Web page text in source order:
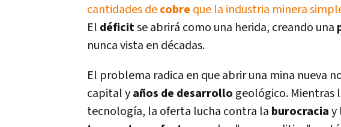
cantidades decobre que la industria minera
El déficitse abrirá como una herida, creando una
nunca vista en décadas.
El problema radica en que abrir una mina nueva
capital yaños de desarrollo geológico. Mientras
tecnología, la oferta lucha contra la burocraciay